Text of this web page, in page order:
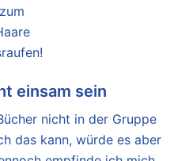
zum
einsam sein
nicht in der Gruppe
das kann, würde es aber